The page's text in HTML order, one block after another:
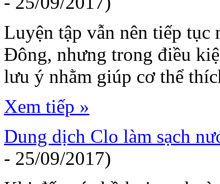
Luyện tập vẫn nên tiếp tục
Đông, nhưng trong điều
lưu ý nhằm giúp cơ thể
Xem tiếp »
Dung dịch Clo làm sạch
- 25/09/2017)